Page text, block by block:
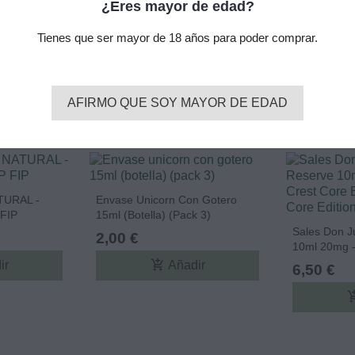
2400000025771
-
Envase Unicorn Con Gotero
15ml (botella) (pack 3)
2,00 €
add_shopping_cart Añadir
Sales Don
10ml 20mg
6,50 €
¿Eres mayor de edad?
Tienes que ser mayor de 18 años para poder comprar.
AFIRMO QUE SOY MAYOR DE EDAD